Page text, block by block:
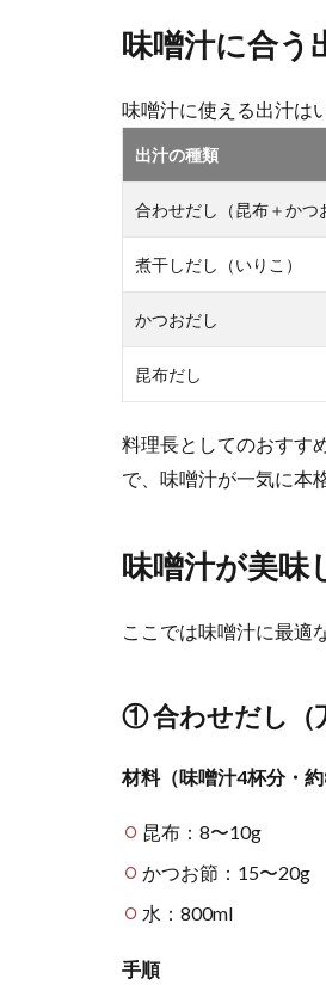
味噌汁に合う
味噌汁に使える出汁は
出汁の種類
合わせだし（昆布＋かつ
煮干しだし（いりこ）
かつおだし
昆布だし
料理長としてのおすす
で、味噌汁が一気に本
味噌汁が美味
ここでは味噌汁に最適
① 合わせだし（
材料（味噌汁4杯分・約
昆布：8〜10g
かつお節：15〜20g
水：800ml
手順